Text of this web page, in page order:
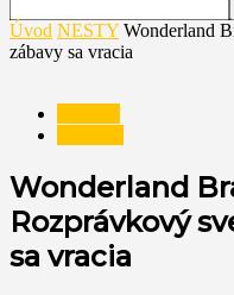
Úvod NESTY Wonderland
zábavy sa vracia
Wonderland
Rozprávkový
sa vracia